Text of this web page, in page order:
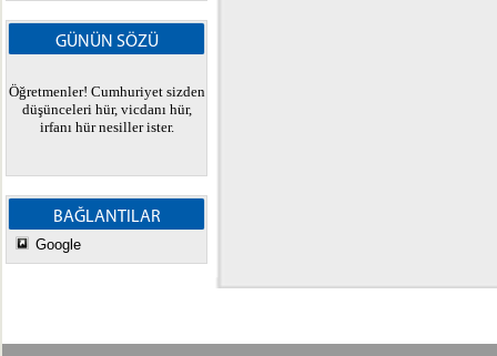
GÜNÜN SÖZÜ
Öğretmenler! Cumhuriyet sizden
düşünceleri hür, vicdanı hür,
irfanı hür nesiller ister.
BAĞLANTILAR
Google